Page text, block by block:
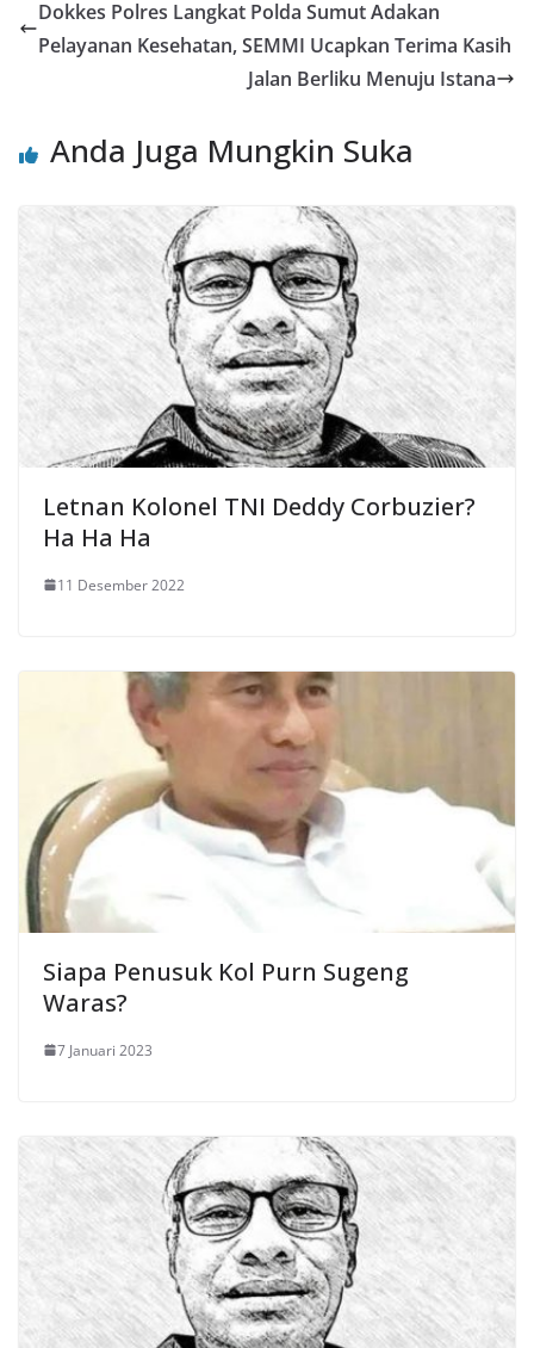
Dokkes Polres Langkat Polda Sumut Adakan
Pelayanan Kesehatan, SEMMI Ucapkan Terima Kasih
Jalan Berliku Menuju Istana
Anda Juga Mungkin Suka
Letnan Kolonel TNI Deddy Corbuzier?
Ha Ha Ha
11 Desember 2022
Siapa Penusuk Kol Purn Sugeng
Waras?
7 Januari 2023